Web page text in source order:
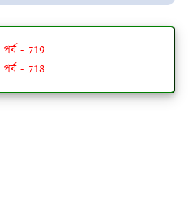
পর্ব - 719
পর্ব - 718